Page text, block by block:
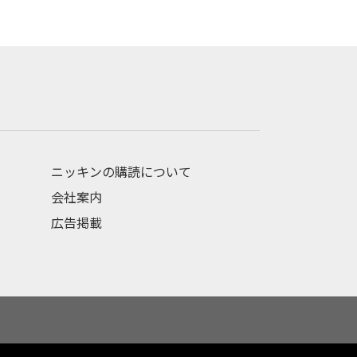
ニッキンの購読について
会社案内
広告掲載